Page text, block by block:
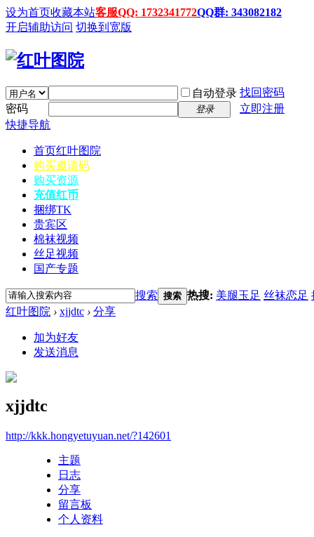
设为首页收藏本站客服QQ: 1732341772QQ群: 343082182
开启辅助访问 切换到宽版
自动登录 找回密码
密码
登录
立即注册
快捷导航
首页红叶图院
购买邀请码
购买资源
充值红币
捆绑TK
贵宾区
棉袜视频
丝足视频
国产专题
搜索 搜索 热搜: 美腿玉足 丝袜恋足
红叶图院 › xjjdtc › 分享
加为好友
发送消息
xjjdtc
http://kkk.hongyetuyuan.net/?142601
主题
日志
分享
留言板
个人资料